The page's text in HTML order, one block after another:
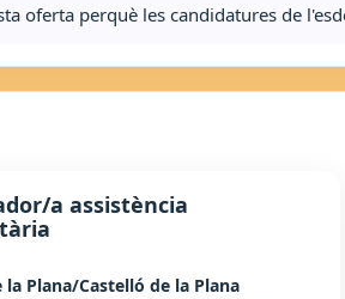
oferta perquè les candidatures de
a assistència
la Plana/Castelló de la Plana